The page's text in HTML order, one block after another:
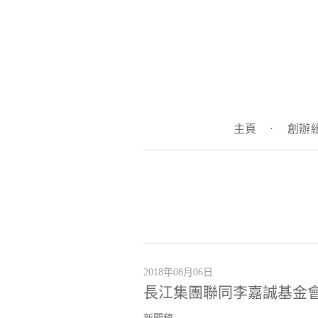
主頁 · 創辦
2018年08月06日
長江集團聯同李嘉誠基金